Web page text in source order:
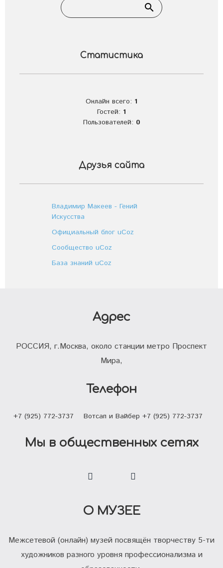
Статистика
Онлайн всего: 1
Гостей: 1
Пользователей: 0
Друзья сайта
Владимир Макеев - Гений
Искусства
Официальный блог uCoz
Сообщество uCoz
База знаний uCoz
О МУЗЕЕ
Межсетевой (онлайн) музей посвящён творчеству 5-ти
художников разного уровня профессионализма и
Адрес
РОССИЯ, г.Москва, около станции метро Проспект
Мира,
Телефон
+7 (925) 772-3737 Вотсап и Вайбер +7 (925) 772-3737
Мы в общественных сетях